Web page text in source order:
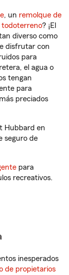
, un remolque de
todoterreno? ¡El
diverso como
disfrutar con
para
el agua o
tengan
para
preciados
Hubbard en
seguro de
para
recreativos.
inesperados
de propietarios